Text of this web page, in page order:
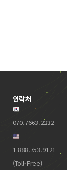
연락처
070.7663.2232
1.888.753.9121
(Toll-Free)